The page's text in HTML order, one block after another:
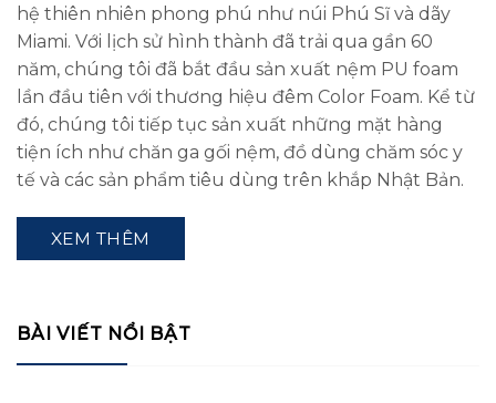
hệ thiên nhiên phong phú như núi Phú Sĩ và dãy
Miami. Với lịch sử hình thành đã trải qua gần 60
năm, chúng tôi đã bắt đầu sản xuất nệm PU foam
lần đầu tiên với thương hiệu đêm Color Foam. Kể từ
đó, chúng tôi tiếp tục sản xuất những mặt hàng
tiện ích như chăn ga gối nệm, đồ dùng chăm sóc y
tế và các sản phẩm tiêu dùng trên khắp Nhật Bản.
XEM THÊM
BÀI VIẾT NỔI BẬT